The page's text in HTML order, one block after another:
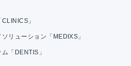
」
リューション「MEDIXS」
「DENTIS」